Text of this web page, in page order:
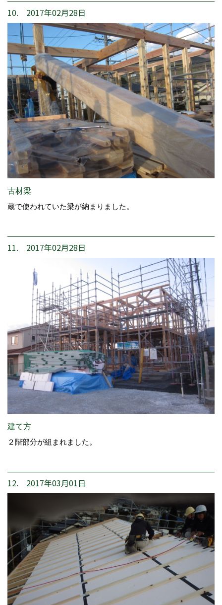
10. 2017年02月28日
古材梁
蔵で使われていた梁が納まりました。
11. 2017年02月28日
建て方
２階部分が組まれました。
12. 2017年03月01日